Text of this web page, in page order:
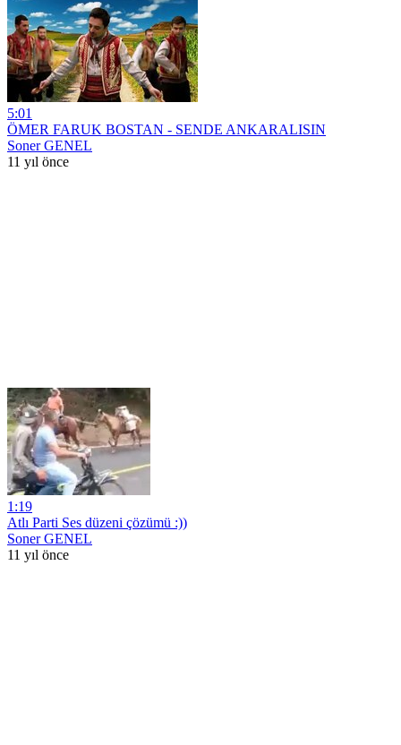
5:01
ÖMER FARUK BOSTAN - SENDE ANKARALISIN
Soner GENEL
11 yıl önce
1:19
Atlı Parti Ses düzeni çözümü :))
Soner GENEL
11 yıl önce